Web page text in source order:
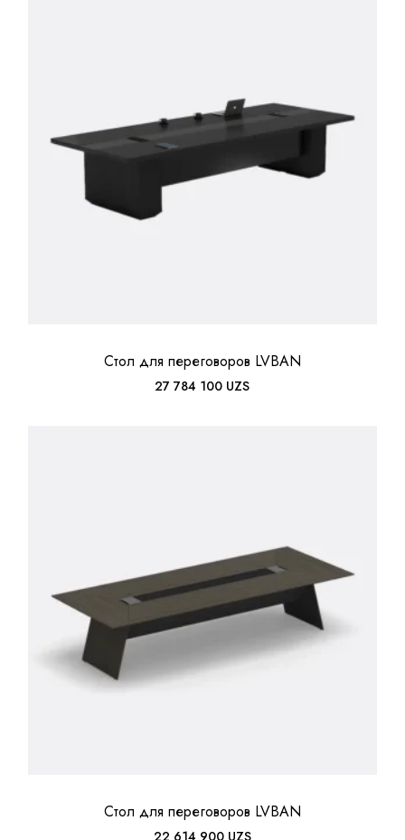
Стол для переговоров LVBAN
27 784 100 UZS
Стол для переговоров LVBAN